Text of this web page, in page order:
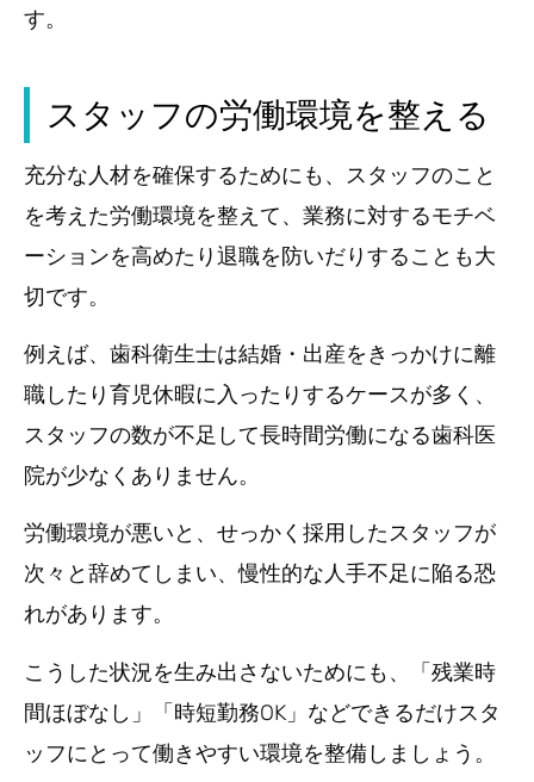
す。
スタッフの労働環境を整える
充分な人材を確保するためにも、スタッフのこと
を考えた労働環境を整えて、業務に対するモチベ
ーションを高めたり退職を防いだりすることも大
切です。
例えば、歯科衛生士は結婚・出産をきっかけに離
職したり育児休暇に入ったりするケースが多く、
スタッフの数が不足して長時間労働になる歯科医
院が少なくありません。
労働環境が悪いと、せっかく採用したスタッフが
次々と辞めてしまい、慢性的な人手不足に陥る恐
れがあります。
こうした状況を生み出さないためにも、「残業時
間ほぼなし」「時短勤務OK」などできるだけスタ
ッフにとって働きやすい環境を整備しましょう。